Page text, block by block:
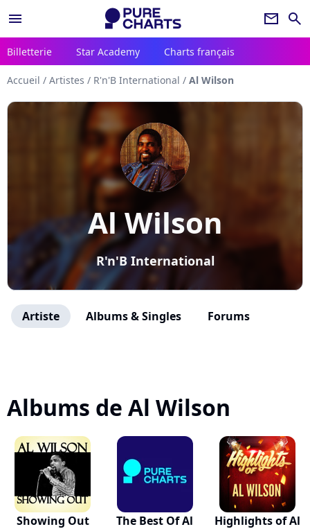
menu newsletter search
Billetterie Star Academy Charts français
Accueil / Artistes / R'n'B International / Al Wilson
Al Wilson
R'n'B International
Artiste Albums & Singles Forums
Albums de Al Wilson
Showing Out
The Best Of Al
Highlights of Al